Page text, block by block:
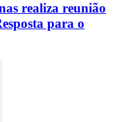
realiza reunião
para o